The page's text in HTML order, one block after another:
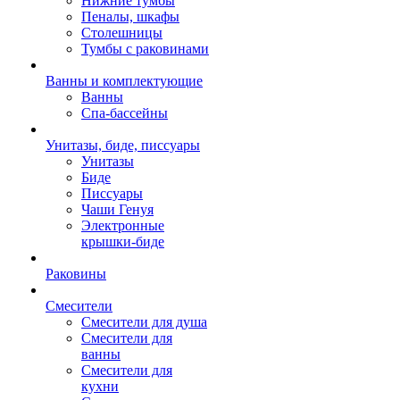
Пеналы, шкафы
Столешницы
Тумбы с раковинами
Ванны и комплектующие
Ванны
Спа-бассейны
Унитазы, биде, писсуары
Унитазы
Биде
Писсуары
Чаши Генуя
Электронные
крышки-биде
Раковины
Смесители
Смесители для душа
Смесители для
ванны
Смесители для
кухни